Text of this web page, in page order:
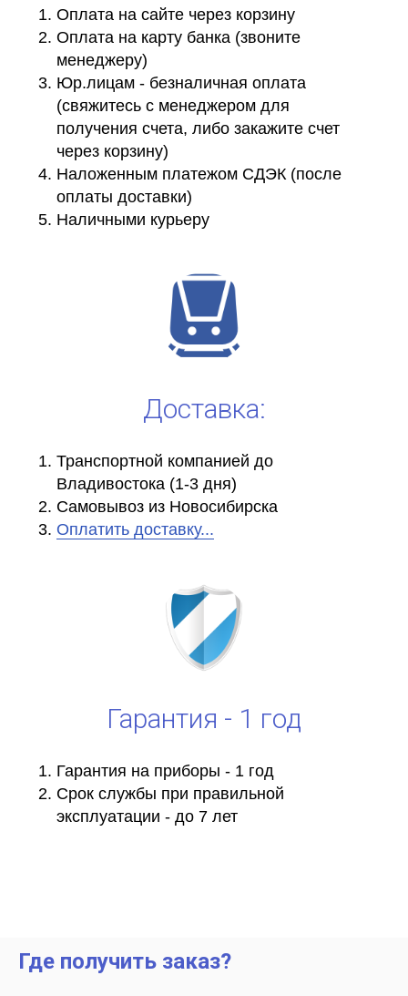
Оплата на сайте через корзину
Оплата на карту банка (звоните
менеджеру)
Юр.лицам - безналичная оплата
(свяжитесь с менеджером для
получения счета, либо закажите счет
через корзину)
Наложенным платежом СДЭК (после
оплаты доставки)
Наличными курьеру
Доставка:
Транспортной компанией до
Владивостока (1-3 дня)
Самовывоз из Новосибирска
Оплатить доставку...
Гарантия - 1 год
Гарантия на приборы - 1 год
Срок службы при правильной
эксплуатации - до 7 лет
Где получить заказ?